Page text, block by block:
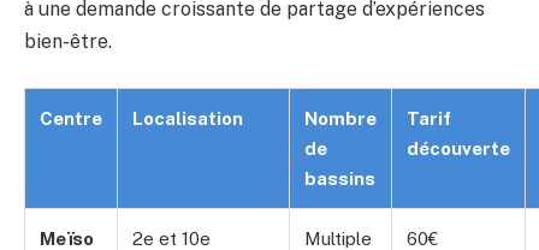
à une demande croissante de partage d’expériences
bien-être.
Centre Localisation
Nombre
de
bassins
Tarif
découverte
Meïso
2e et 10e
Multiple 60€